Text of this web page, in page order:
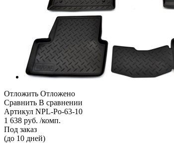
Отложить Отложено
Сравнить В сравнении
Артикул NPL-Po-63-10
1 638 руб. /комп.
Под заказ
(до 10 дней)